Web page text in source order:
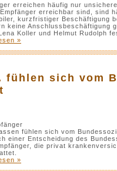
erreichen häufig nur
erreichbar sind, sind
kurzfristiger Beschäftigung
keine Anschlussbeschäftigung
Koller und Helmut Rudolph
»
fühlen sich vom
fühlen sich vom
einer Entscheidung des
die privat
»